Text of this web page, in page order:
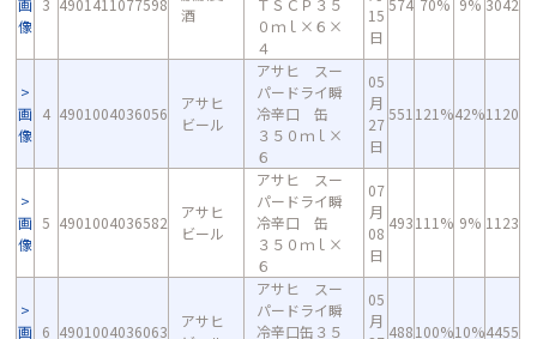
画
像
3 4901411077598
酒
ＴＳＣＰ３５
０ｍｌ×６×
４
15
日
574 70% 9% 3042
画
像
4 4901004036056
アサヒ
ビール
アサヒ スー
パードライ瞬
冷辛口 缶
３５０ｍｌ×
６
05
月
27
日
551 121%42%1120
画
像
5 4901004036582
アサヒ
ビール
アサヒ スー
パードライ瞬
冷辛口 缶
３５０ｍｌ×
６
07
月
08
日
493111% 9% 1123
画 6 4901004036063
アサヒ
アサヒ スー
パードライ瞬
冷辛口缶３５
05
月
488100%10%4455